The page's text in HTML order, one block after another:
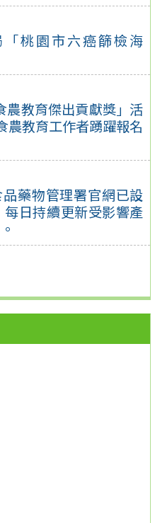
桃園市六癌篩檢海
農教育傑出貢獻獎」活
農教育工作者踴躍報名
藥物管理署官網已設
日持續更新受影響產